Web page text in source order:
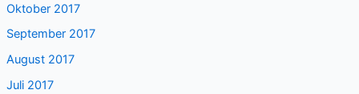
Oktober 2017
September 2017
August 2017
Juli 2017